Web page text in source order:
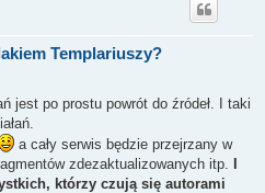
Templariuszy?
jest po prostu powrót do źródeł. I taki
a cały serwis będzie przejrzany w
zdezaktualizowanych itp. I
którzy czują się autorami